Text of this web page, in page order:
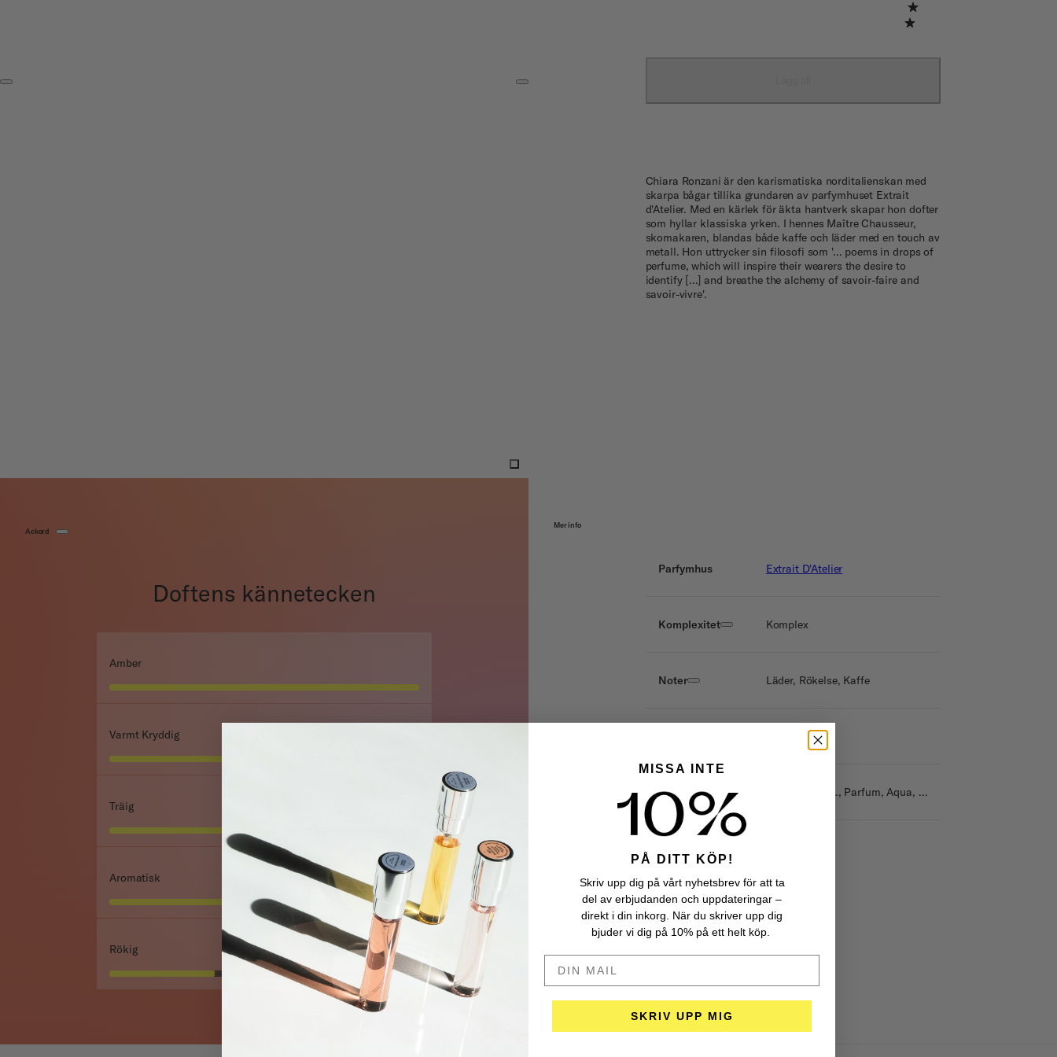
Chiara Ronzani är den karismatiska norditalienskan med
skarpa bågar tillika grundaren av parfymhuset Extrait
d'Atelier. Med en kärlek för äkta hantverk skapar hon dofter
som hyllar klassiska yrken. I hennes Maître Chausseur,
skomakaren, blandas både kaffe och läder med en touch av
metall. Hon uttrycker sin filosofi som '... poems in drops of
perfume, which will inspire their wearers the desire to
identify [...] and breathe the alchemy of savoir-faire and
savoir-vivre'.
Ackord
Doftens kännetecken
Amber
Varmt Kryddig
Träig
Aromatisk
Rökig
Mer info
Parfymhus Extrait D'Atelier
Komplexitet Komplex
Noter Läder, Rökelse, Kaffe
Ingredienser Alcohol Denat., Parfum, Aqua, Amyl cinnamal, Citral, Citronellol, Coumarin, Eugenol, Evernia furfuracea, Geraniol, Hexyl cinnamal, Hydroxycitronellal, Limonene, Linalool
MISSA INTE
PÅ DITT KÖP!
Skriv upp dig på vårt nyhetsbrev för att ta
del av erbjudanden och uppdateringar –
direkt i din inkorg. När du skriver upp dig
bjuder vi dig på 10% på ett helt köp.
SKRIV UPP MIG